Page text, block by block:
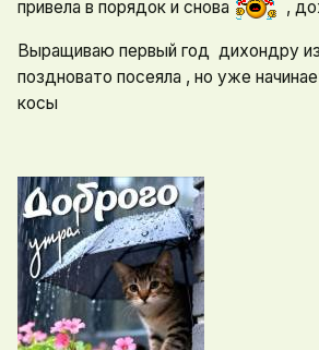
привела в порядок и снова
,
Выращиваю первый год дихондру
поздновато посеяла , но уже
косы